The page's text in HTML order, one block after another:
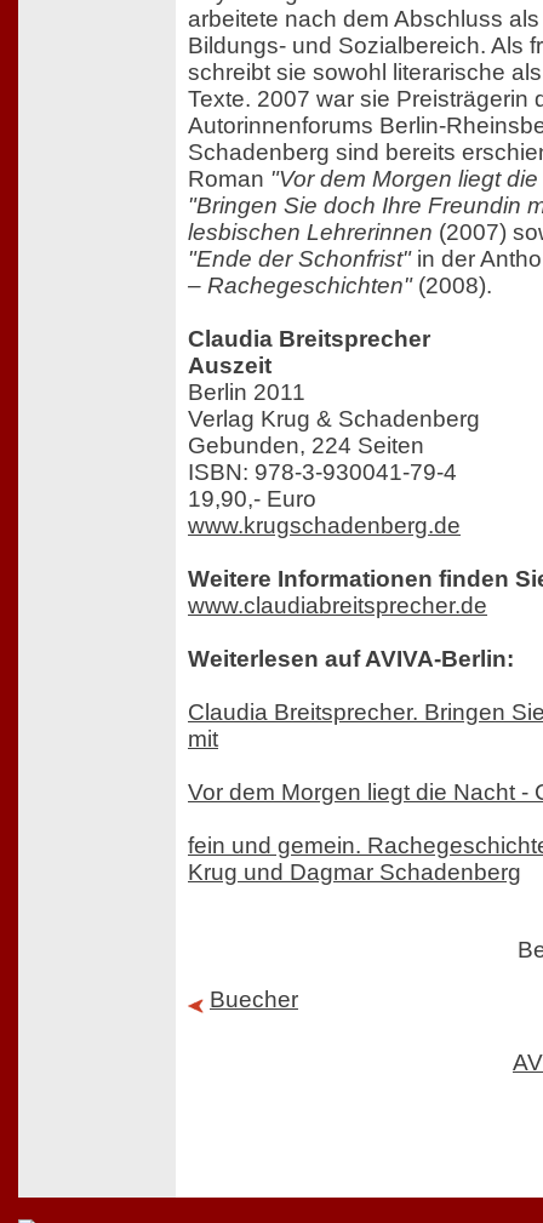
arbeitete nach dem Abschluss
Bildungs- und Sozialbereich. Als
schreibt sie sowohl literarische
Texte. 2007 war sie Preisträgerin
Autorinnenforums Berlin-
Schadenberg sind bereits
Roman "Vor dem Morgen liegt
"Bringen Sie doch Ihre Freundin
lesbischen Lehrerinnen (2007)
"Ende der Schonfrist"in der
– Rachegeschichten"(2008).
Claudia Breitsprecher
Auszeit
Berlin 2011
Verlag Krug & Schadenberg
Gebunden, 224 Seiten
ISBN: 978-3-930041-79-4
19,90,- Euro
www.krugschadenberg.de
Weitere Informationen finden
www.claudiabreitsprecher.de
Weiterlesen auf AVIVA-Berlin:
Claudia Breitsprecher. Bringen
mit
Vor dem Morgen liegt die Nacht -
fein und gemein.
Krug und Dagmar Schadenberg
Buecher